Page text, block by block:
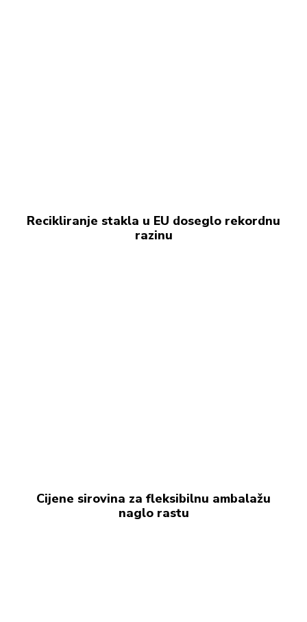
Recikliranje stakla u EU doseglo rekordnu
razinu
Cijene sirovina za fleksibilnu ambalažu
naglo rastu